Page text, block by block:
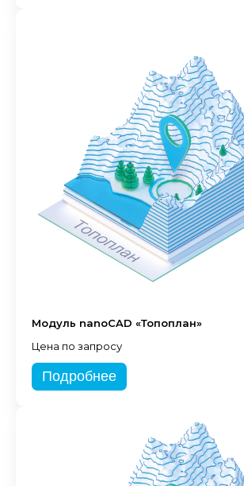
Модуль nanoCAD «Топоплан»
Цена по запросу
Подробнее